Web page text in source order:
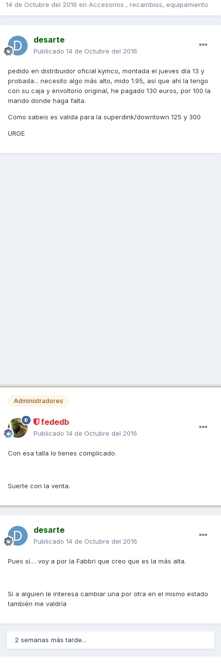
14 de Octubre del 2016 en Accesorios , recambios, equipamiento
desarte
Publicado 14 de Octubre del 2016
pedido en distribuidor oficial kymco, montada el jueves día 13 y
probada... necesito algo más alto, mido 1.95, así que ahí la tengo
con su caja y envoltorio original, he pagado 130 euros, por 100 la
mando donde haga falta.
Como sabeis es valida para la superdink/downtown 125 y 300
URGE
Administradores
fededb
Publicado 14 de Octubre del 2016
Con esa talla lo tienes complicado.
Suerte con la venta.
desarte
Publicado 14 de Octubre del 2016
Pues sí.... voy a por la Fabbri que creo que es la más alta.
Si a alguien le interesa cambiar una por otra en el mismo estado
también me valdría
2 semanas más tarde...